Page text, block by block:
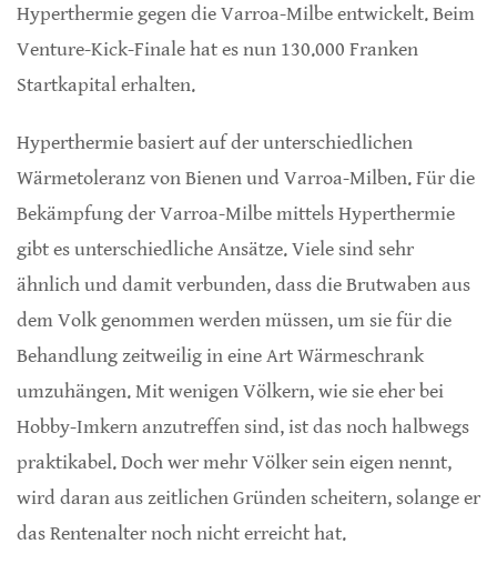
Hyperthermie gegen die Varroa-Milbe entwickelt. Beim
Venture-Kick-Finale hat es nun 130.000 Franken
Startkapital erhalten.
Hyperthermie basiert auf der unterschiedlichen
Wärmetoleranz von Bienen und Varroa-Milben. Für die
Bekämpfung der Varroa-Milbe mittels Hyperthermie
gibt es unterschiedliche Ansätze. Viele sind sehr
ähnlich und damit verbunden, dass die Brutwaben aus
dem Volk genommen werden müssen, um sie für die
Behandlung zeitweilig in eine Art Wärmeschrank
umzuhängen. Mit wenigen Völkern, wie sie eher bei
Hobby-Imkern anzutreffen sind, ist das noch halbwegs
praktikabel. Doch wer mehr Völker sein eigen nennt,
wird daran aus zeitlichen Gründen scheitern, solange er
das Rentenalter noch nicht erreicht hat.